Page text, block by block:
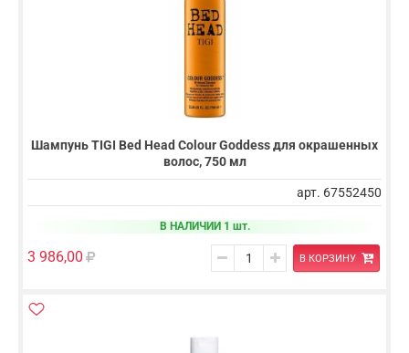
Шампунь TIGI Bed Head Colour Goddess для окрашенных
волос, 750 мл
арт. 67552450
В НАЛИЧИИ 1 шт.
3 986,00 В КОРЗИНУ